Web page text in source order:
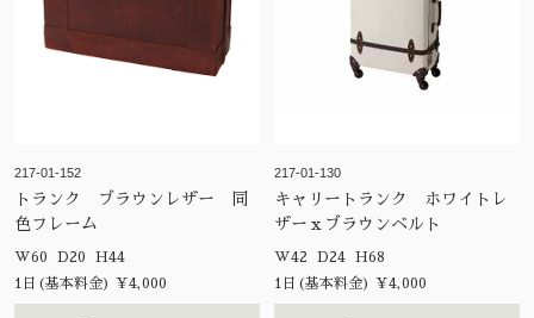
217-01-152
トランク ブラウンレザー 同
色フレーム
W60 D20 H44
1日(基本料金) ¥4,000
217-01-130
キャリートランク ホワイトレ
ザーｘブラウンベルト
W42 D24 H68
1日(基本料金) ¥4,000